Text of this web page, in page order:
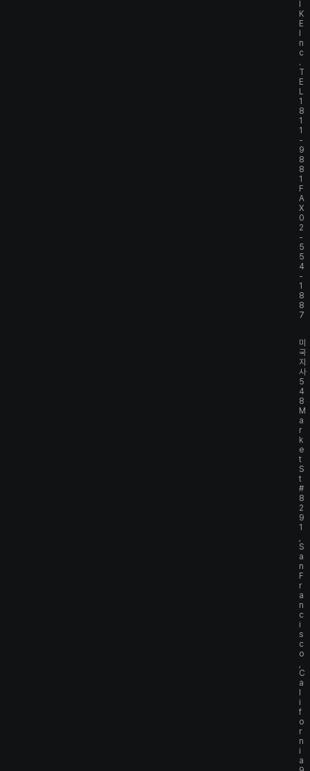
K
E
n
c
.
T
E
L
1
8
1
1
-
9
8
8
1
F
A
X
0
2
-
5
5
4
-
1
8
8
7
미
국
지
사
5
4
8
M
a
r
k
e
t
S
t
#
8
2
9
1
S
a
n
F
r
a
n
c
i
s
c
o
C
a
i
f
o
r
n
i
a